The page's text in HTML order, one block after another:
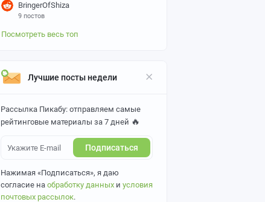
BringerOfShiza
9 постов
Посмотреть весь топ
Лучшие посты недели
Рассылка Пикабу: отправляем самые
рейтинговые материалы за 7 дней 🔥
Подписаться
Нажимая «Подписаться», я даю
согласие на обработку данных и условия
почтовых рассылок.